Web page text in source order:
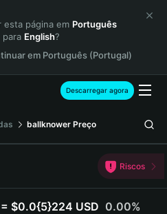
esta página em Português
para English?
em Português (Portugal)
Descarregar agora
ballknower Preço
Riscos
= $0.0{5}224 USD 0.00%